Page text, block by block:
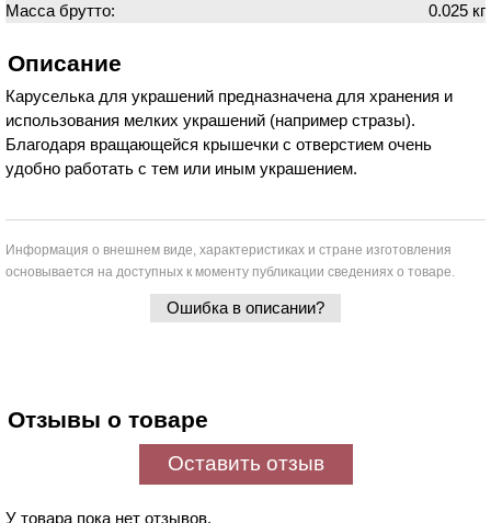
Масса брутто: 0.025 кг
Описание
Каруселька для украшений предназначена для хранения и
использования мелких украшений (например стразы).
Благодаря вращающейся крышечки с отверстием очень
удобно работать с тем или иным украшением.
Информация о внешнем виде, характеристиках и стране изготовления
основывается на доступных к моменту публикации сведениях о товаре.
Ошибка в описании?
Отзывы о товаре
Оставить отзыв
У товара пока нет отзывов.